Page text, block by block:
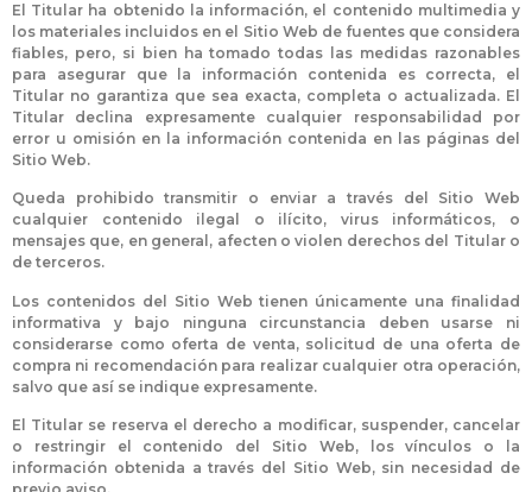
El Titular ha obtenido la información, el contenido multimedia y
los materiales incluidos en el Sitio Web de fuentes que considera
fiables, pero, si bien ha tomado todas las medidas razonables
para asegurar que la información contenida es correcta, el
Titular no garantiza que sea exacta, completa o actualizada. El
Titular declina expresamente cualquier responsabilidad por
error u omisión en la información contenida en las páginas del
Sitio Web.
Queda prohibido transmitir o enviar a través del Sitio Web
cualquier contenido ilegal o ilícito, virus informáticos, o
mensajes que, en general, afecten o violen derechos del Titular o
de terceros.
Los contenidos del Sitio Web tienen únicamente una finalidad
informativa y bajo ninguna circunstancia deben usarse ni
considerarse como oferta de venta, solicitud de una oferta de
compra ni recomendación para realizar cualquier otra operación,
salvo que así se indique expresamente.
El Titular se reserva el derecho a modificar, suspender, cancelar
o restringir el contenido del Sitio Web, los vínculos o la
información obtenida a través del Sitio Web, sin necesidad de